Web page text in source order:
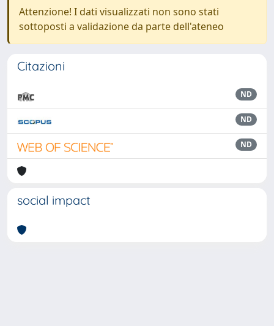
Attenzione! I dati visualizzati non sono stati
sottoposti a validazione da parte dell'ateneo
Citazioni
ND
ND
ND
social impact